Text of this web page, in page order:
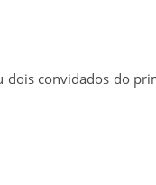
dois convidados do